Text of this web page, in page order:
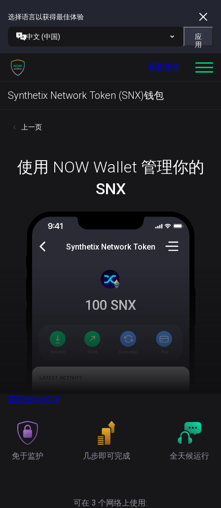
选择语言以获得最佳体验
中文 (中国)
应
用
获取钱包
Synthetix Network Token (SNX)钱包
上一页
使用 NOW Wallet 管理你的
SNX
Synthetix Network Token
100 SNX
获取钱包 NOW
免于监护 几步即可完成 全天候运行
可在 3 个网络上使用: